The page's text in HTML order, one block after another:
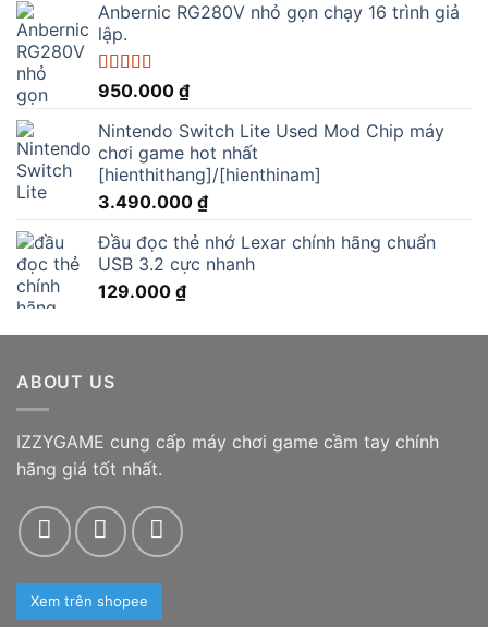
Anbernic RG280V nhỏ gọn chạy 16 trình giả
lập.
Được xếp
sao
950.000 ₫
Nintendo Switch Lite Used Mod Chip máy
chơi game hot nhất
[hienthithang]/[hienthinam]
3.490.000 ₫
Đầu đọc thẻ nhớ Lexar chính hãng chuẩn
USB 3.2 cực nhanh
129.000 ₫
ABOUT US
IZZYGAME cung cấp máy chơi game cầm tay chính
hãng giá tốt nhất.
Xem trên shopee